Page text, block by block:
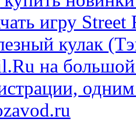
игру
кулак
на большой